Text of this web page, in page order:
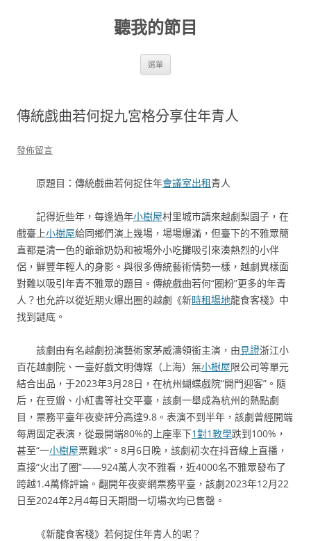
聽我的節目
選單
傳統戲曲若何捉九宮格分享住年青人
發佈留言
原題目：傳統戲曲若何捉住年會議室出租青人
記得近些年，每逢過年小樹屋村里城市請來越劇梨園子，在
戲臺上小樹屋給同鄉們演上幾場，場場爆滿，但臺下的不雅眾簡
直都是清一色的爺爺奶奶和被場外小吃攤吸引來湊熱烈的小伴
侶，鮮豐年輕人的身影。與很多傳統藝術情勢一樣，越劇異樣面
對難以吸引年青不雅眾的題目。傳統戲曲若何“圈粉”更多的年青
人？也允許以從近期火爆出圈的越劇《新時租場地龍食客棧》中
找到謎底。
該劇由有名越劇扮演藝術家茅威濤領銜主演，由見證浙江小
百花越劇院、一臺好戲文明傳媒（上海）無小樹屋限公司等單元
結合出品，于2023年3月28日，在杭州蝴蝶戲院“開門迎客”。隨
后，在豆瓣、小紅書等社交平臺，該劇一舉成為杭州的熱點劇
目，票務平臺年夜麥評分高達9.8。表演不到半年，該劇曾經開端
每周固定表演，從最開端80%的上座率下1對1教學跌到100%，
甚至“一小樹屋票難求”。8月6日晚，該劇初次在抖音線上直播，
直接“火出了圈”——924萬人次不雅看，近4000名不雅眾發布了
跨越1.4萬條評論。翻開年夜麥網票務平臺，該劇2023年12月22
日至2024年2月4每日天期間一切場次均已售罄。
《新龍食客棧》若何捉住年青人的呢？